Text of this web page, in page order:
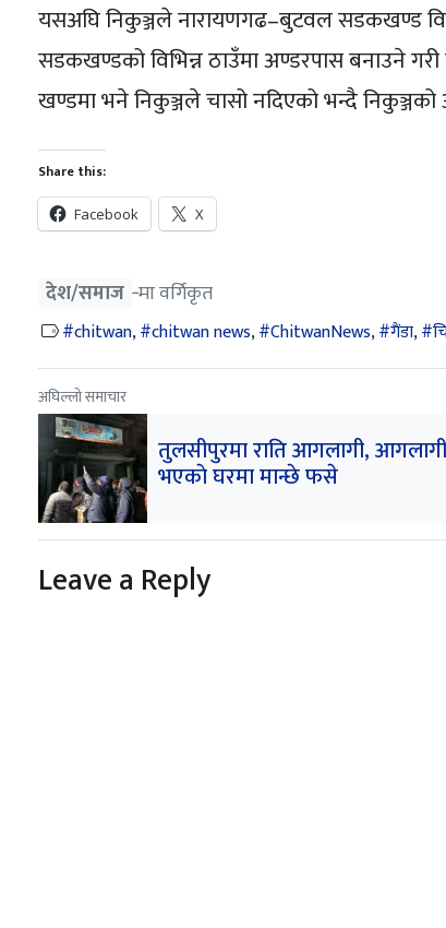
यसअघि निकुञ्जले नारायणगढ–बुटवल सडकखण्ड
सडकखण्डको विभिन्न ठाउँमा अण्डरपास बनाउने
खण्डमा भने निकुञ्जले चासो नदिएको भन्दै
Share this:
Facebook X
देश/समाज ‐मा वर्गिकृत
chitwan, chitwan news, ChitwanNews, गैंडा,
अघिल्लो समाचार
तुलसीपुरमा राति आगलागी, आगलागी
भएकाे घरमा मान्छे फसे
Leave a Reply